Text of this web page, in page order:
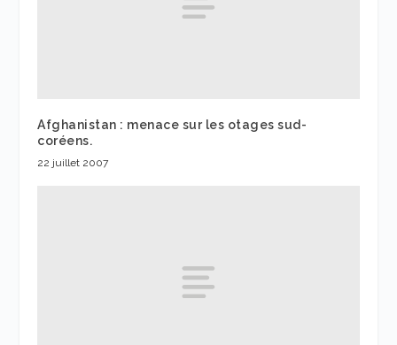
Afghanistan : menace sur les otages sud-
coréens.
22 juillet 2007